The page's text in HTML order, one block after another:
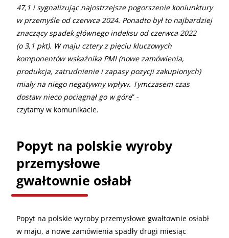
47,1 i sygnalizując najostrzejsze pogorszenie koniunktury
w przemyśle od czerwca 2024. Ponadto był to najbardziej
znaczący spadek głównego indeksu od czerwca 2022
(o 3,1 pkt). W maju cztery z pięciu kluczowych
komponentów wskaźnika PMI (nowe zamówienia,
produkcja, zatrudnienie i zapasy pozycji zakupionych)
miały na niego negatywny wpływ. Tymczasem czas
dostaw nieco pociągnął go w górę” -
czytamy w komunikacie.
Popyt na polskie wyroby
przemysłowe
gwałtownie osłabł
Popyt na polskie wyroby przemysłowe gwałtownie osłabł
w maju, a nowe zamówienia spadły drugi miesiąc